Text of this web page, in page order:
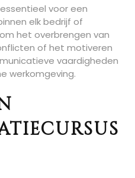
voor een
elk bedrijf of
het overbrengen van
of het motiveren
vaardigheden
werkomgeving.